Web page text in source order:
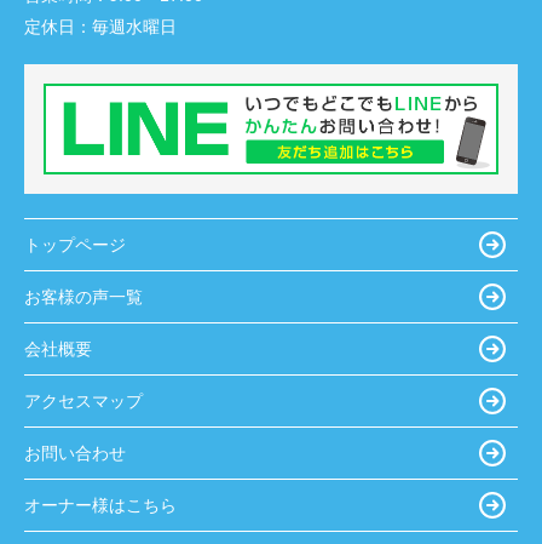
定休日： 毎週水曜日
トップページ
お客様の声一覧
会社概要
アクセスマップ
お問い合わせ
オーナー様はこちら